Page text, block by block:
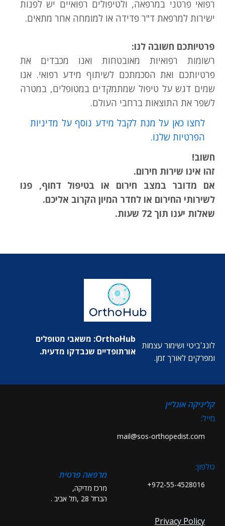
רפואי פרטני במרפאה, ולטיפולים רפואיים יש לפנות
ישירות למרפאת ד"ר פדידה או למומחה אחר מתאים.
פרטיותכם חשובה לנו:
רשומות רפואיות מאובטחות ואנו מכבדים את
פרטיותכם ואת הסכמתכם לשיתוף מידע רפואי. אנו
שמים דגש על טיפול שמתמקדים במטופלים, במטרה
לשפר את התוצאות ברחבי העולם.
לחצו כאן על מנת לקבל מידע נוסף על מדיניות
הפרטיות שלנו.
חשוב!
זהו אינו שירות חירום.
אם מדובר במצב חירום או בטיפול דחוף, פנו
לשירותי החירום או לחדר המיון הקרוב אליכם.
שאלות יענו תוך 72 שעות.
OrthoHub: משאבי מטופלים
אורתופדיים שנבדקו מדעית.
לונג'ביטי ושימור עצמות
ומפרקים לאורך זמן.
קליניקה אונליין
מייל:
mail@sos-orthopedist.com
טלפון:
972-55-4528016+
מרפאה פרטית
מרכז מדיקה,
הברזל 28 ,תל אביב .
Privacy Policy